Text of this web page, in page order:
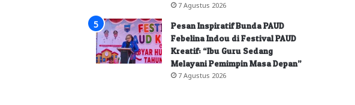
7 Agustus 2026
Pesan Inspiratif Bunda PAUD
Febelina Indou di Festival PAUD
Kreatif: “Ibu Guru Sedang
Melayani Pemimpin Masa Depan”
7 Agustus 2026